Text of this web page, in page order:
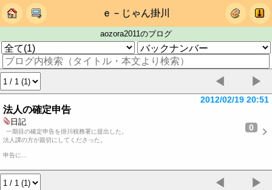
ｅ－じゃん掛川
aozora2011のブログ
◀ ▶
法人の確定申告
2012/02/19 20:51
日記
0
一期目の確定申告を掛川税務署に提出した。
法人課の方が親切にしてくださった。
申告に…
◀ ▶